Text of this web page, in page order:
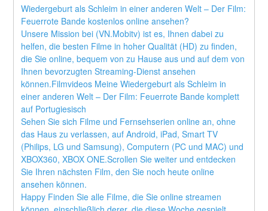
Wiedergeburt als Schleim in einer anderen Welt – Der Film:
Feuerrote Bande kostenlos online ansehen?
Unsere Mission bei (VN.Mobitv) ist es, Ihnen dabei zu
helfen, die besten Filme in hoher Qualität (HD) zu finden,
die Sie online, bequem von zu Hause aus und auf dem von
Ihnen bevorzugten Streaming-Dienst ansehen
können.Filmvideos Meine Wiedergeburt als Schleim in
einer anderen Welt – Der Film: Feuerrote Bande komplett
auf Portugiesisch
Sehen Sie sich Filme und Fernsehserien online an, ohne
das Haus zu verlassen, auf Android, iPad, Smart TV
(Philips, LG und Samsung), Computern (PC und MAC) und
XBOX360, XBOX ONE.Scrollen Sie weiter und entdecken
Sie Ihren nächsten Film, den Sie noch heute online
ansehen können.
Happy Finden Sie alle Filme, die Sie online streamen